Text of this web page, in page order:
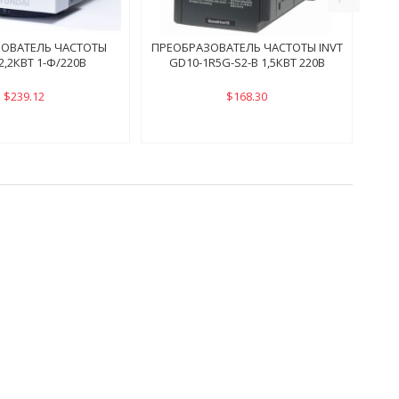
ЧАСТОТЫ
1-Ф/220В
$239.12
ПРЕОБРАЗОВАТЕЛЬ ЧАСТОТЫ INVT
GD10-1R5G-S2-B 1,5КВТ 220В
$168.30